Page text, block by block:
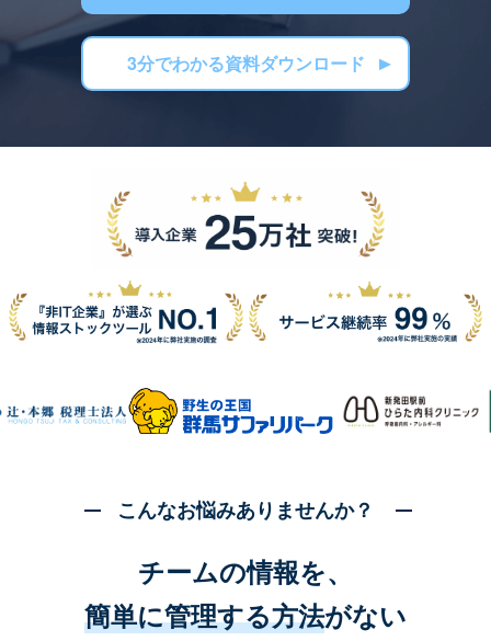
3分でわかる資料ダウンロード
こんなお悩みありませんか？
チームの情報を、
簡単に管理する方法がない